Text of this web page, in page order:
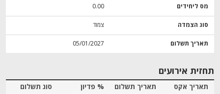
מס ליחידים 0.00
סוג הצמדה צמוד
תאריך תשלום 05/01/2027
תחזית אירועים
תאריך אקס תאריך תשלום % פדיון
סוג תשלום